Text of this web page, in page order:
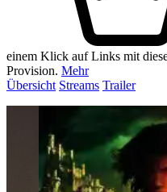
einem Klick auf Links mit
Provision. Mehr
Übersicht Streams Trailer